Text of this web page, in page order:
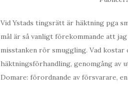
Vid Ystads tingsrätt är häktning pga
mål är så vanligt förekommande att
misstanken rör smuggling. Vad kostar
häktningsförhandling, genomgång av
Domare: förordnande av försvarare,